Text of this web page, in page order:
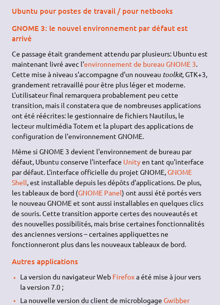
Ubuntu pour postes de travail / pour netbooks
GNOME 3: le nouvel environnement par défaut est
arrivé
Ce passage était grandement attendu par plusieurs: Ubuntu est
maintenant livré avec l'environnement de bureau GNOME 3.
Cette mise à niveau s'accompagne d'un nouveau toolkit, GTK+3,
grandement retravaillé pour être plus léger et moderne.
L'utilisateur final remarquera probablement peu cette
transition, mais il constatera que de nombreuses applications
ont été réécrites: le gestionnaire de fichiers Nautilus, le
lecteur multimédia Totem et la plupart des applications de
configuration de l'environnement GNOME.
Même si GNOME 3 devient l'environnement de bureau par
défaut, Ubuntu conserve l'interface Unityen tant qu'interface
par défaut. L'interface officielle du projet GNOME,GNOME
Shell, est installable depuis les dépôts d'applications. De plus,
les tableaux de bord (GNOME Panel) ont aussi été portés vers
le nouveau GNOME et sont aussi installables en quelques clics
de souris. Cette transition apporte certes des nouveautés et
des nouvelles possibilités, mais brise certaines fonctionnalités
des anciennes versions – certaines appliquettes ne
fonctionneront plus dans les nouveaux tableaux de bord.
Autres applications
La version du navigateur Web Firefoxa été mise à jour vers
la version 7.0 ;
La nouvelle version du client de microblogage Gwibber